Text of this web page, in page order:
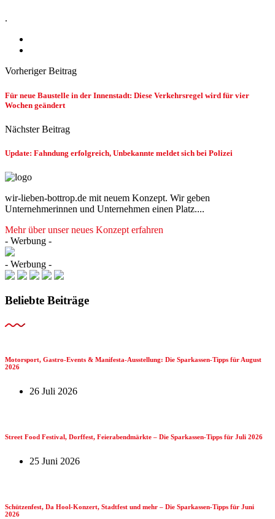
.
Vorheriger Beitrag
Für neue Baustelle in der Innenstadt: Diese Verkehrsregel wird für vier
Wochen geändert
Nächster Beitrag
Update: Fahndung erfolgreich, Unbekannte meldet sich bei Polizei
wir-lieben-bottrop.de mit neuem Konzept. Wir geben
Unternehmerinnen und Unternehmen einen Platz....
Mehr über unser neues Konzept erfahren
- Werbung -
- Werbung -
Beliebte Beiträge
Motorsport, Gastro-Events & Manifesta-Ausstellung: Die Sparkassen-Tipps für August
2026
26 Juli 2026
Street Food Festival, Dorffest, Feierabendmärkte – Die Sparkassen-Tipps für Juli 2026
25 Juni 2026
Schützenfest, Da Hool-Konzert, Stadtfest und mehr – Die Sparkassen-Tipps für Juni
2026